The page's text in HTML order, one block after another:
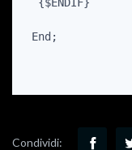
  {$ENDIF}
End;
Condividi: